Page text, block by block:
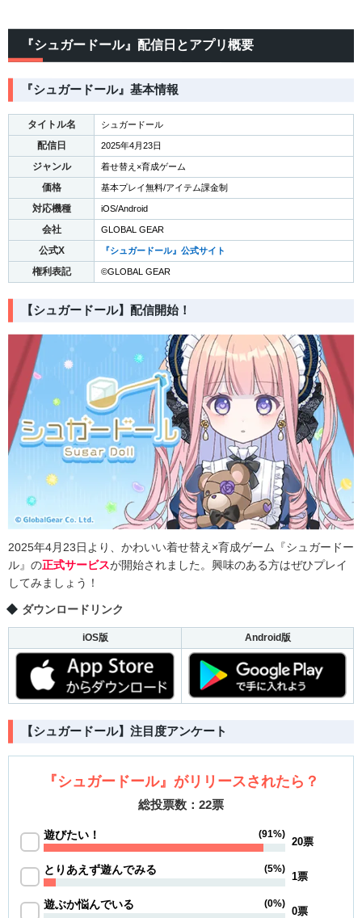
『シュガードール』配信日とアプリ概要
『シュガードール』基本情報
タイトル名 シュガードール
配信日 2025年4月23日
ジャンル 着せ替え×育成ゲーム
価格 基本プレイ無料/アイテム課金制
対応機種 iOS/Android
会社 GLOBAL GEAR
公式X 『シュガードール』公式サイト
権利表記 ©GLOBAL GEAR
【シュガードール】配信開始！
2025年4月23日より、かわいい着せ替え×育成ゲーム『シュガードー
ル』の正式サービスが開始されました。興味のある方はぜひプレイ
してみましょう！
ダウンロードリンク
iOS版 Android版
【シュガードール】注目度アンケート
『シュガードール』がリリースされたら？
総投票数：22票
遊びたい！ (91%)
20票
とりあえず遊んでみる (5%)
1票
遊ぶか悩んでいる (0%)
0票